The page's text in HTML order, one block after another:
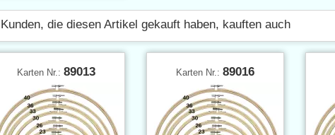
Kunden, die diesen Artikel gekauft haben, kauften auch
Karten Nr.: 89013 Karten Nr.: 89016